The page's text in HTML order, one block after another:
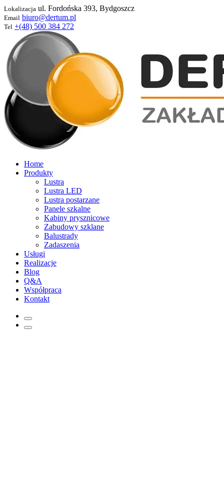
Lokalizacja ul. Fordońska 393, Bydgoszcz
Email biuro@dertum.pl
Tel +(48) 500 384 272
Home
Produkty
Lustra
Lustra LED
Lustra postarzane
Panele szkalne
Kabiny prysznicowe
Zabudowy szklane
Balustrady
Zadaszenia
Usługi
Realizacje
Blog
Q&A
Współpraca
Kontakt